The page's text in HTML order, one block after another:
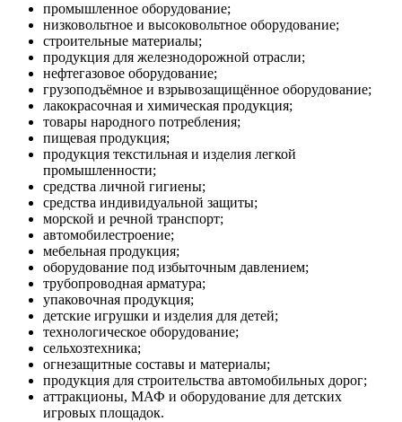
промышленное оборудование;
низковольтное и высоковольтное оборудование;
строительные материалы;
продукция для железнодорожной отрасли;
нефтегазовое оборудование;
грузоподъёмное и взрывозащищённое оборудование;
лакокрасочная и химическая продукция;
товары народного потребления;
пищевая продукция;
продукция текстильная и изделия легкой
промышленности;
средства личной гигиены;
средства индивидуальной защиты;
морской и речной транспорт;
автомобилестроение;
мебельная продукция;
оборудование под избыточным давлением;
трубопроводная арматура;
упаковочная продукция;
детские игрушки и изделия для детей;
технологическое оборудование;
сельхозтехника;
огнезащитные составы и материалы;
продукция для строительства автомобильных дорог;
аттракционы, МАФ и оборудование для детских
игровых площадок.